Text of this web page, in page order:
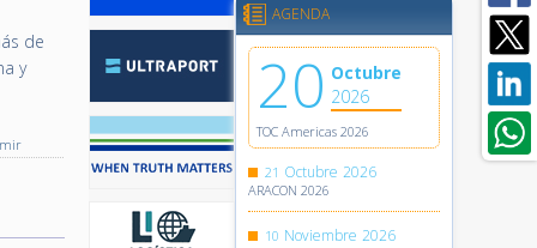
de
y
AGENDA
20 Octubre
2026
TOC Americas 2026
21 Octubre 2026
ARACON 2026
10 Noviembre 2026